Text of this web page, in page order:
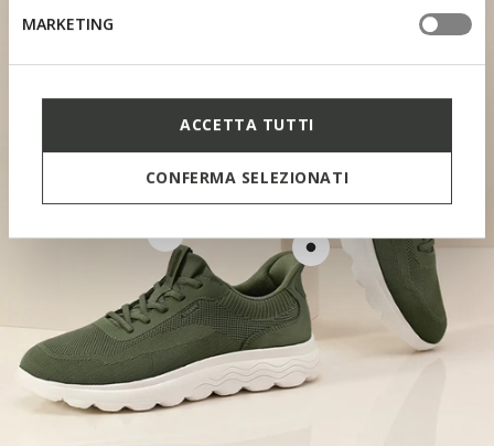
MARKETING
ACCETTA TUTTI
CONFERMA SELEZIONATI
SOFT PAD